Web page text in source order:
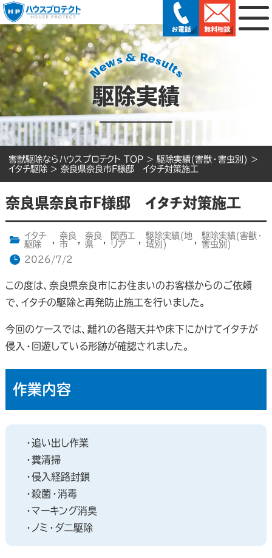
駆除実績
害獣駆除ならハウスプロテクト TOP > 駆除実績(害獣・害虫別) >
イタチ駆除 > 奈良県奈良市F様邸 イタチ対策施工
奈良県奈良市F様邸 イタチ対策施工
イタチ
駆除
,
奈良
市
,
奈良
県
,
関西エ
リア
,
駆除実績(地
域別)
,
駆除実績(害獣・
害虫別)
2026/7/2
この度は、奈良県奈良市にお住まいのお客様からのご依頼
で、イタチの駆除と再発防止施工を行いました。
今回のケースでは、離れの各階天井や床下にかけてイタチが
侵入・回遊している形跡が確認されました。
作業内容
・追い出し作業
・糞清掃
・侵入経路封鎖
・殺菌・消毒
・マーキング消臭
・ノミ・ダニ駆除